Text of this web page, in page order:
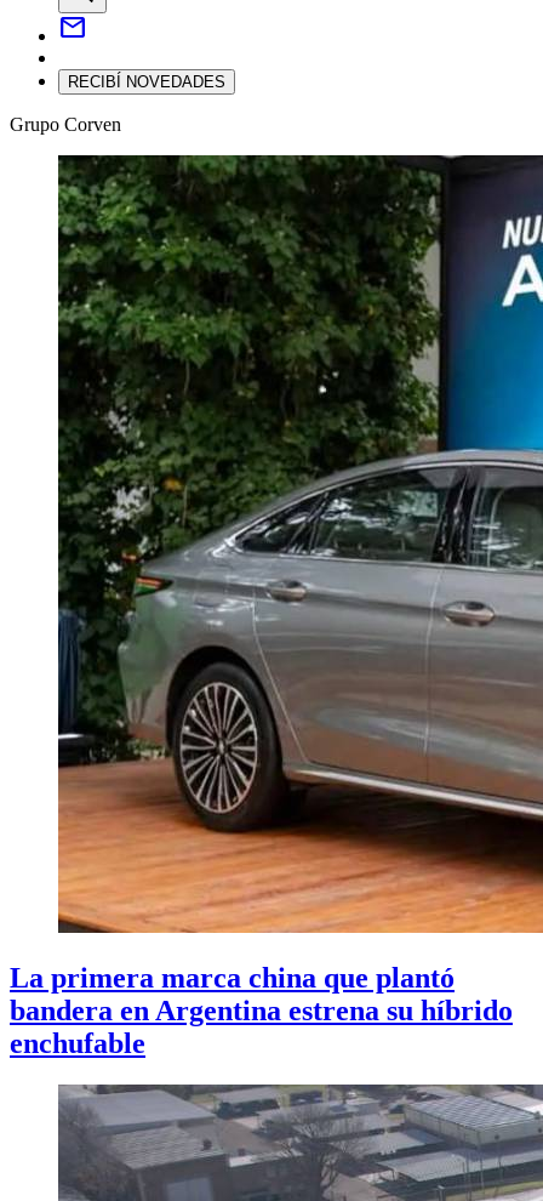
mail
RECIBÍ NOVEDADES
Grupo Corven
La primera marca china que plantó
bandera en Argentina estrena su híbrido
enchufable